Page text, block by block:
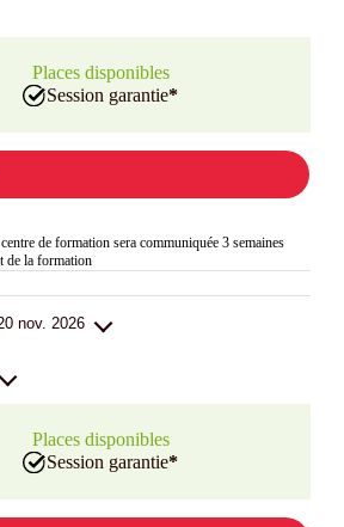
Places disponibles
Session garantie*
de formation sera communiquée 3 semaines
de la formation
nov. 2026
Places disponibles
Session garantie*